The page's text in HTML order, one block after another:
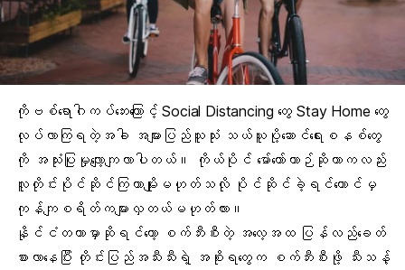
ကိုဗစ်ရောဂါကပ်ဘေးကြောင့်Social Distancing တွေStay Home တွေ
လုပ်လာကြရတဲ့အခါ အများပြည်သူသုံး သယ်ယူပို့ဆောင်ရေးစနစ်တွေ
ကို အသုံးပြုမှုလျော့ကျလာပါတယ်။ ကိုယ်ပိုင် မော်တော်ယာဉ်ဆိုတာကလည်း
လူတိုင်းပိုင်ဆိုင်ကြတာမျိုးမဟုတ်သလို ပိုင်ဆိုင်ခဲ့ရင်တောင်မှ
ကုန်ကျစရိတ်ကများလှတယ်မဟုတ်လား။
နိုင်ငံတကာမှာဆိုရင်တော့ စက်ဘီးစီးတဲ့ အလေ့အထ ပြန်လည်ခေတ်
စားလာနေပြီး တိုင်းပြည်အသီးသီးရဲ့ အစိုးရတွေက စက်ဘီးစီးဖို့ သီးသန့်